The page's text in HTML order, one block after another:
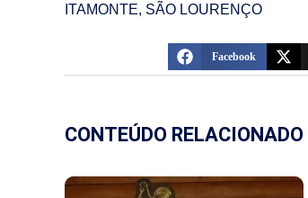
ITAMONTE, SÃO LOURENÇO
Facebook
CONTEÚDO RELACIONADO